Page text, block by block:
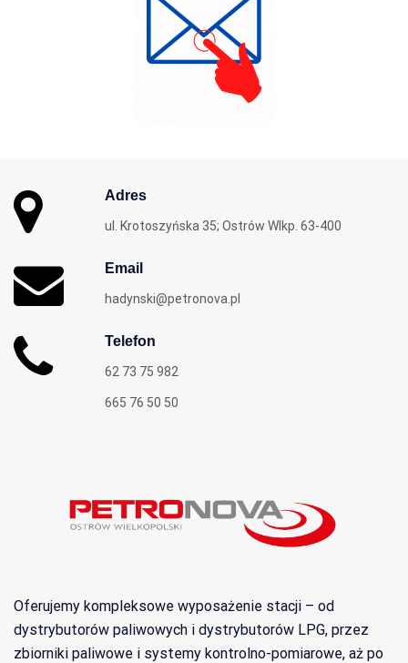
Adres
ul. Krotoszyńska 35; Ostrów Wlkp. 63-400
Email
hadynski@petronova.pl
Telefon
62 73 75 982
665 76 50 50
Oferujemy kompleksowe wyposażenie stacji – od
dystrybutorów paliwowych i dystrybutorów LPG, przez
zbiorniki paliwowe i systemy kontrolno-pomiarowe, aż po